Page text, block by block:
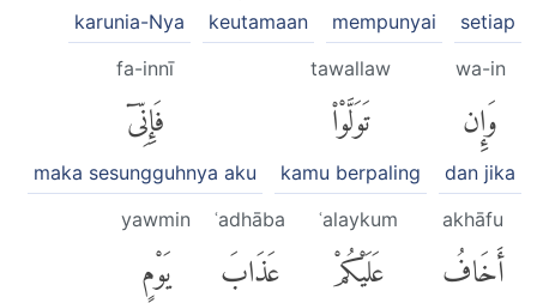
setiap
mempunyai
keutamaan
karunia-Nya
wa-in
وَإِن
dan jika
tawallaw
تَوَلَّوْا۟
kamu berpaling
fa-innī
فَإِنِّىٓ
maka sesungguhnya aku
akhāfu
أَخَافُ
ʿalaykum
عَلَيْكُمْ
ʿadhāba
عَذَابَ
yawmin
يَوْمٍ